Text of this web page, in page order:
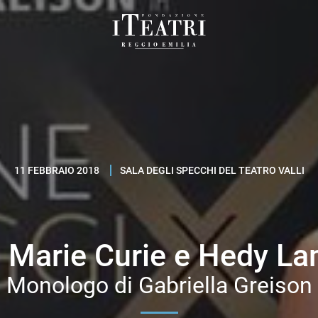
11 FEBBRAIO 2018 SALA DEGLI SPECCHI DEL TEATRO VALLI
Curie e Hedy
Monologo di Gabriella Greison